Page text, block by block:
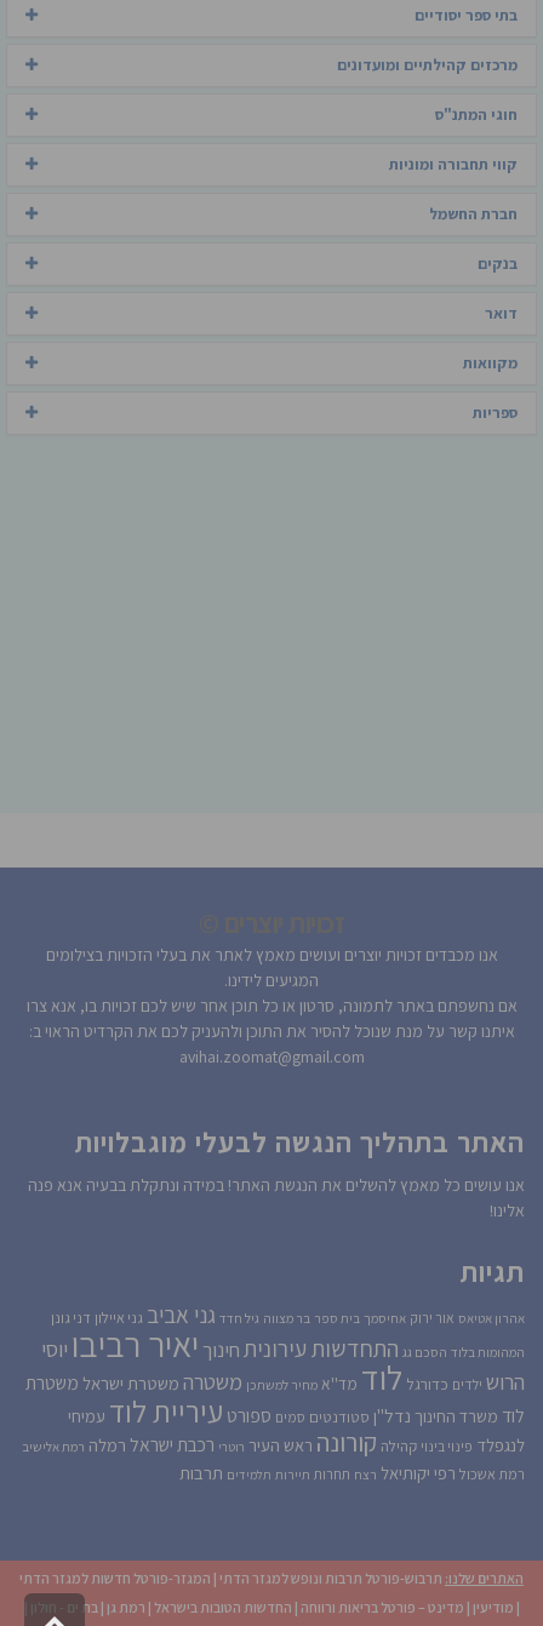
בתי ספר יסודיים
מרכזים קהילתיים ומועדונים
חוגי המתנ"ס
קווי תחבורה ומוניות
חברת החשמל
בנקים
דואר
מקוואות
ספריות
אנו מכבדים זכויות יוצרים ועושים מאמץ לאתר את בעלי הזכויות בצילומים
המגיעים לידינו.
אם נחשפתם באתר לתמונה, סרטון או כל תוכן אחר שיש לכם זכויות בו, אנא צרו
איתנו קשר על מנת שנוכל להסיר את התוכן ולהעניק לכם את הקרדיט הראוי ב:
avihai.zoomat@gmail.com
האתר בתהליך הנגשה לבעלי מוגבלויות
אנו עושים כל מאמץ להשלים את הנגשת האתר! במידה ונתקלת בבעיה אנא פנה
אלינו!
תגיות
אהרון אטיאס אור ירוק אחיסמך בית ספר בר מצווה גיל חדד גני אביב גני איילון דני גונן
המהומות בלוד הסכם גג התחדשות עירוניתחינוך יאיר רביבו יוסי
הרוש ילדים כדורגל לוד מד''א מחיר למשתכן משטרה משטרת ישראל משטרת
לוד משרד החינוך נדל''ן סטודנטים סמים ספורט עיריית לוד עמיחי
לנגפלד פינוי בינוי קהילה קורונה ראש העיר רוטרי רכבת ישראל רמלה רמת אלישיב
רמת אשכול רפי יקותיאל רצח תחרות תיירות תלמידים תרבות
האתרים שלנו: תרבוש-פורטל תרבות ונופש למגזר הדתי | המגזר-פורטל חדשות למגזר הדתי
| מודיעין | מדינט – פורטל בריאות ורווחה | החדשות הטובות בישראל | רמת גן |בת ים - חולון |